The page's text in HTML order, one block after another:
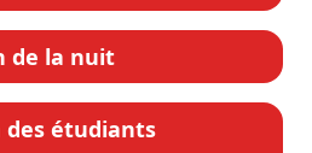
de la nuit
des étudiants